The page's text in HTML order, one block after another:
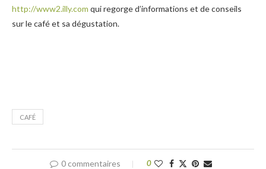
http://www2.illy.com qui regorge d’informations et de conseils
sur le café et sa dégustation.
CAFÉ
0 commentaires 0